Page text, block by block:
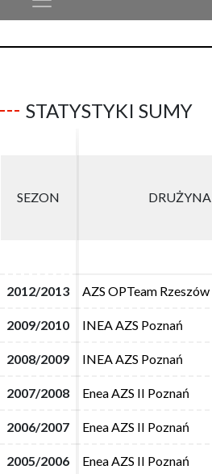
STATYSTYKI SUMY
SEZON DRUŻYNA
2012/2013 AZS OPTeam Rzeszów
2009/2010 INEA AZS Poznań
2008/2009 INEA AZS Poznań
2007/2008 Enea AZS II Poznań
2006/2007 Enea AZS II Poznań
2005/2006 Enea AZS II Poznań
SEZON DRUŻYNA
2012/2013 AZS OPTeam Rzeszów
2009/2010 INEA AZS Poznań
2008/2009 INEA AZS Poznań
2007/2008 Enea AZS II Poznań
2006/2007 Enea AZS II Poznań
2005/2006 Enea AZS II Poznań